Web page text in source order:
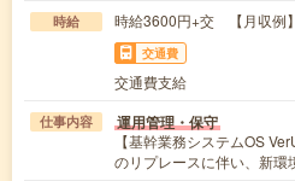
時給 時給3600円+交 【月収例
交通費
交通費支給
仕事内容 運用管理・保守
【基幹業務システムOS
のリプレースに伴い、新